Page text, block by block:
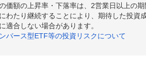
価額の上昇率・下落率は、2営業日以上の
わたり継続することにより、期待した投
適合しない場合があります。
バース型ETF等の投資リスクについて